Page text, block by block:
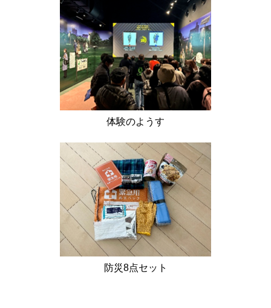
体験のようす
防災8点セット